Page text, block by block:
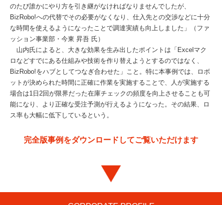
のたび誰かにやり方を引き継がなければなりませんでしたが、
BizRobo!への代替でその必要がなくなり、仕入先との交渉などに十分
な時間を使えるようになったことで調達実績も向上しました」（ファ
ッション事業部・今東 昇吾 氏）
山内氏によると、大きな効果を生み出したポイントは「Excelマク
ロなどすでにある仕組みや技術を作り替えようとするのではなく、
BizRobo!をハブとしてつなぎ合わせた」こと。特に本事例では、ロボ
ットが決められた時間に正確に作業を実施することで、人が実施する
場合は1日2回が限界だった在庫チェックの頻度を向上させることも可
能になり、より正確な受注予測が行えるようになった。その結果、ロ
ス率も大幅に低下しているという。
完全版事例をダウンロードしてご覧いただけます